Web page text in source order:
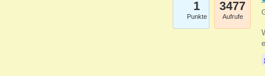
1
Punkte
3477
Aufrufe